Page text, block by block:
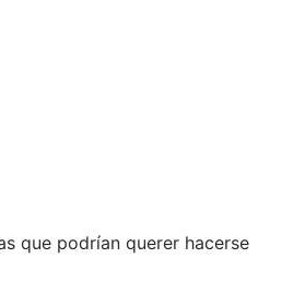
que podrían querer hacerse